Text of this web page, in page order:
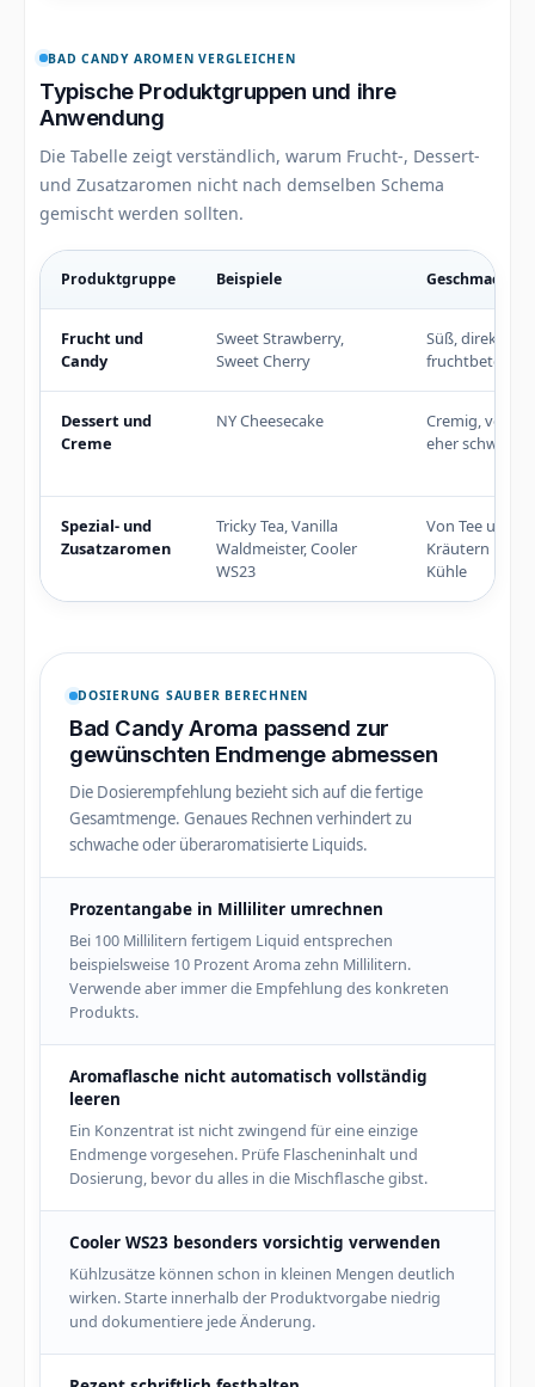
BAD CANDY AROMEN VERGLEICHEN
Typische Produktgruppen und ihre
Anwendung
Die Tabelle zeigt verständlich, warum Frucht-, Dessert-
und Zusatzaromen nicht nach demselben Schema
gemischt werden sollten.
Produktgruppe Beispiele Geschmack
Frucht und
Candy
Sweet Strawberry,
Sweet Cherry
Süß, direkt und
fruchtbetont
Dessert und
Creme
NY Cheesecake
Cremig, voll
eher schwer
Spezial- und
Zusatzaromen
Tricky Tea, Vanilla
Waldmeister, Cooler
WS23
Von Tee und
Kräutern bis
Kühle
DOSIERUNG SAUBER BERECHNEN
Bad Candy Aroma passend zur
gewünschten Endmenge abmessen
Die Dosierempfehlung bezieht sich auf die fertige
Gesamtmenge. Genaues Rechnen verhindert zu
schwache oder überaromatisierte Liquids.
Prozentangabe in Milliliter umrechnen
Bei 100 Millilitern fertigem Liquid entsprechen
beispielsweise 10 Prozent Aroma zehn Millilitern.
Verwende aber immer die Empfehlung des konkreten
Produkts.
Aromaflasche nicht automatisch vollständig
leeren
Ein Konzentrat ist nicht zwingend für eine einzige
Endmenge vorgesehen. Prüfe Flascheninhalt und
Dosierung, bevor du alles in die Mischflasche gibst.
Cooler WS23 besonders vorsichtig verwenden
Kühlzusätze können schon in kleinen Mengen deutlich
wirken. Starte innerhalb der Produktvorgabe niedrig
und dokumentiere jede Änderung.